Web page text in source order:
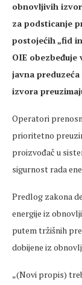
obnovljivih
za podsticanje
postojećih „fid
OIE
javna
izvora
Operatori
prioritetno
proizvođač u
sigurnost rada
Predlog zakona
energije iz
putem tržišnih
dobijene iz
„(Novi propis)